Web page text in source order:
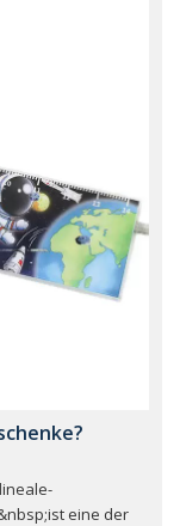
eine der